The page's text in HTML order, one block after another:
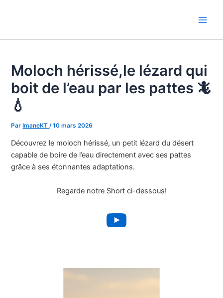
Moloch hérissé,le lézard qui
boit de l’eau par les pattes 🦎
💧
ParImaneKT /10 mars 2026
Découvrez le moloch hérissé, un petit lézard du désert
capable de boire de l’eau directement avec ses pattes
grâce à ses étonnantes adaptations.
Regarde notre Short ci-dessous!
YouTube